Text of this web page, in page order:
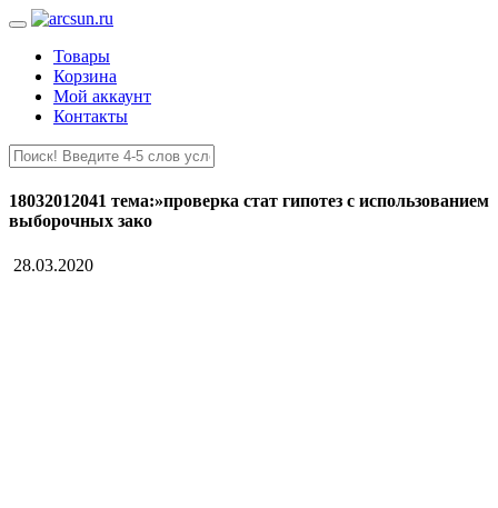
Товары
Корзина
Мой аккаунт
Контакты
18032012041 тема:»проверка стат гипотез с использованием
выборочных зако
28.03.2020